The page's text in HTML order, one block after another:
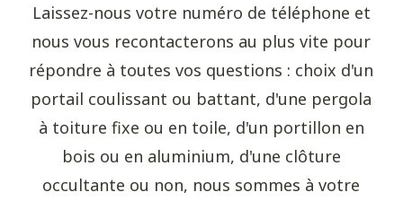
Laissez-nous votre numéro de téléphone et
nous vous recontacterons au plus vite pour
répondre à toutes vos questions : choix d'un
portail coulissant ou battant, d'une pergola
à toiture fixe ou en toile, d'un portillon en
bois ou en aluminium, d'une clôture
occultante ou non, nous sommes à votre